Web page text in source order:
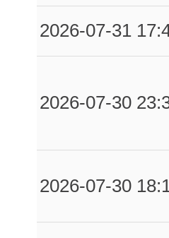
2026-07-31
2026-07-30
2026-07-30